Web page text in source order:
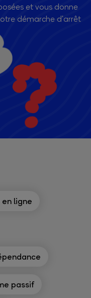
et vous donne
démarche d'arrêt
en ligne
passif